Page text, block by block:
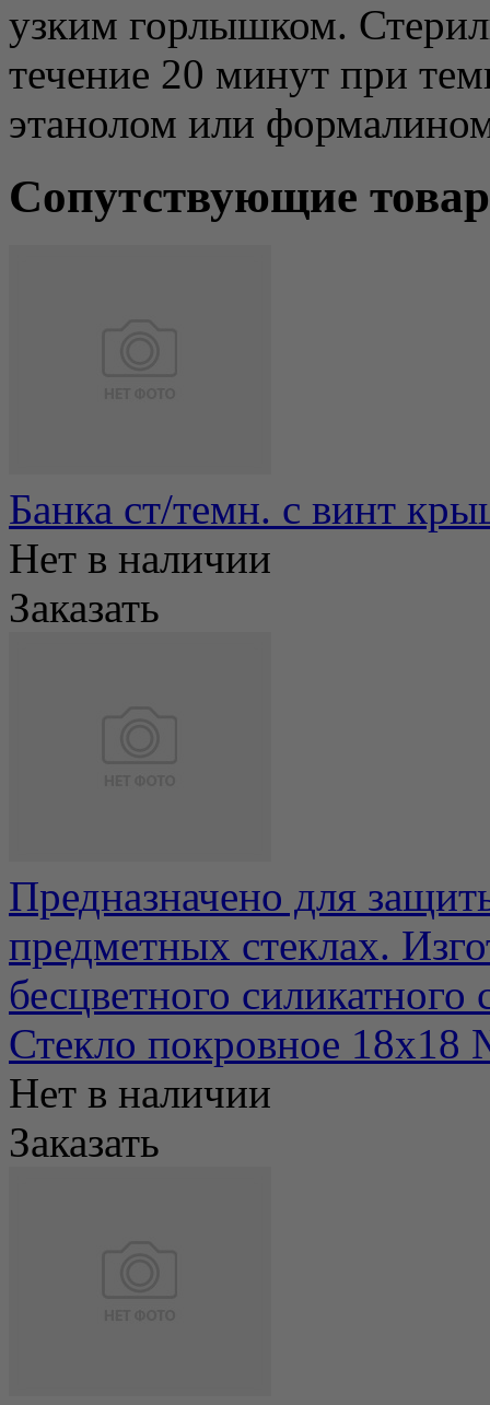
узким горлышком.
течение 20 минут при
этанолом или
Сопутствующие
Банка ст/темн. с винт
Нет в наличии
Заказать
Предназначено для
предметных стеклах.
бесцветного силикатного
Стекло покровное 18х18
Нет в наличии
Заказать